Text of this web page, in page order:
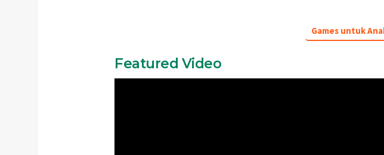
Games untuk
Featured Video